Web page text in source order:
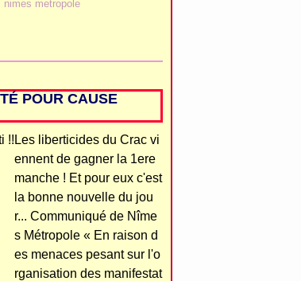
nimes metropole
POUR CAUSE
Les liberticides du Crac vi
ennent de gagner la 1ere
manche ! Et pour eux c'est
la bonne nouvelle du jou
r... Communiqué de Nîme
s Métropole « En raison d
es menaces pesant sur l'o
rganisation des manifestat